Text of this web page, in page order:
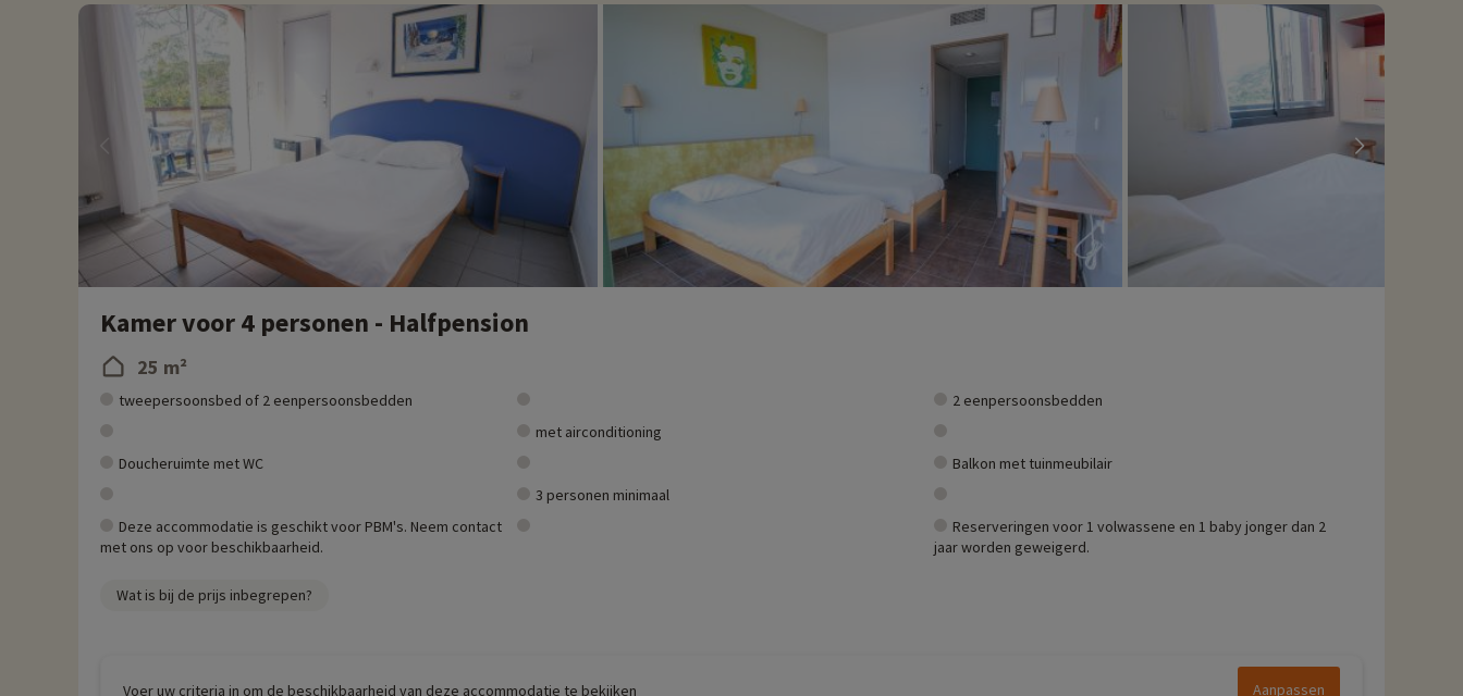
Kamer voor 4 personen - Halfpension
25 m²
tweepersoonsbed of 2 eenpersoonsbedden
2 eenpersoonsbedden
met airconditioning
Doucheruimte met WC
Balkon met tuinmeubilair
3 personen minimaal
Deze accommodatie is geschikt voor PBM's. Neem contact
met ons op voor beschikbaarheid.
Reserveringen voor 1 volwassene en 1 baby jonger dan 2
jaar worden geweigerd.
Wat is bij de prijs inbegrepen?
Voer uw criteria in om de beschikbaarheid van deze accommodatie te bekijken Aanpassen